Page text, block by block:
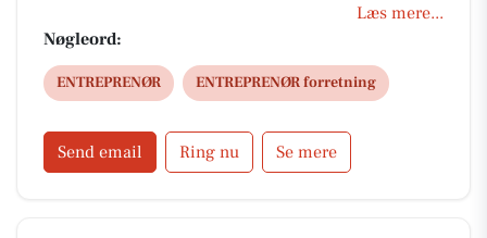
top hele vejen, og at vores kunder oplever en god
service med klare aftaler. Igennem mange år har vi
løst opgaver for både offentlige og private
virksomheder, der ønsker et funktionelt og æstetisk
nedbrydning og slamsugning og meget mere.
Læs mere...
Nøgleord:
ENTREPRENØR ENTREPRENØR forretning
Send email Ring nu Se mere